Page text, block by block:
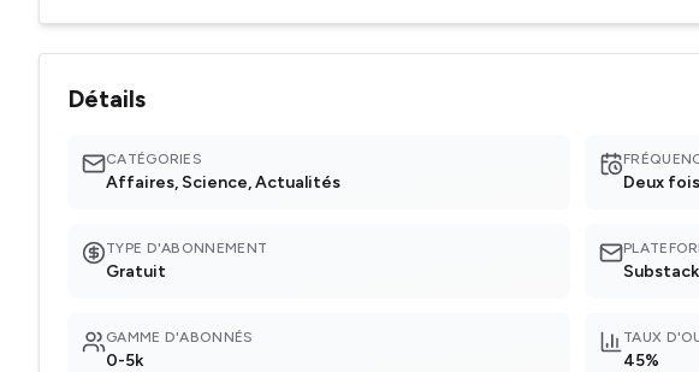
Détails
CATÉGORIES
Affaires, Science, Actualités Deux
TYPE D'ABONNEMENT
Gratuit Substack
GAMME D'ABONNÉS
0-5k
TAUX
45%